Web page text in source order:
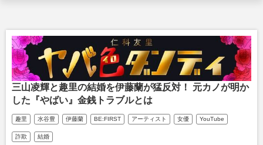
三山凌輝と趣里の結婚を伊藤蘭が猛反対！ 元カノが明か
した『やばい』金銭トラブルとは
趣里 水谷豊 伊藤蘭 BE:FIRST アーティスト 女優 YouTube
詐欺 結婚